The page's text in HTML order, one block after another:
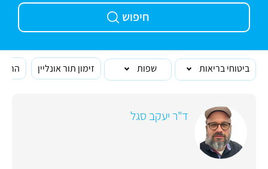
חיפוש
ביטוחי בריאות שפות זימון תור אונליין
ד"ר יעקב סגל